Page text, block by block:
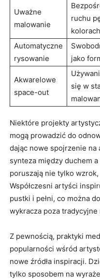
Uważne
malowanie
ruchu
Automatyczne
rysowanie
jako
Akwarelowe
space-out
się w
Niektóre projekty
mogą prowadzić do
dając nowe spojrzenie na
synteza między duchem
poruszają nie tylko
Współczesni artyści
pustki i pełni, co można
wykracza poza
Z pewnością, praktyki
popularności wśród
nowe źródła inspiracji.
tylko sposobem na